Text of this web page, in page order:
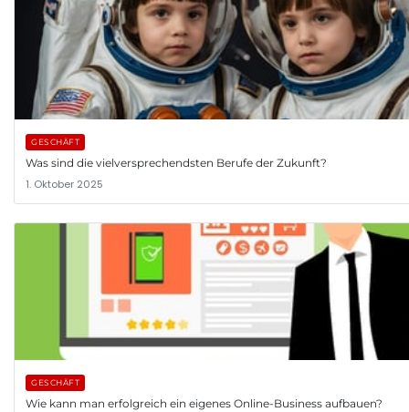
GESCHÄFT
Was sind die vielversprechendsten Berufe der Zukunft?
1. Oktober 2025
GESCHÄFT
Wie kann man erfolgreich ein eigenes Online-Business aufbauen?